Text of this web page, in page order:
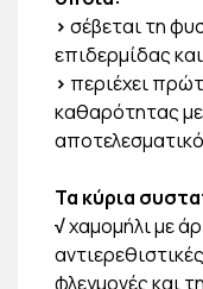
> σέβεται τη
επιδερμίδας και
> περιέχει
καθαρότητας
Τα κύρια
√χαμομήλι με
φλεγμονές και